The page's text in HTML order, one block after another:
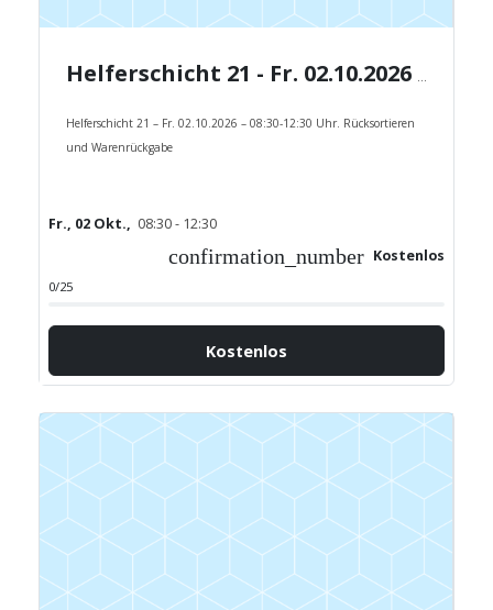
Helferschicht 21 – Fr. 02.10.2026 – 08:30-12:30 Uhr. Rücksortieren
und Warenrückgabe
Fr., 02 Okt., 08:30 - 12:30
confirmation_number Kostenlos
0/25
Kostenlos